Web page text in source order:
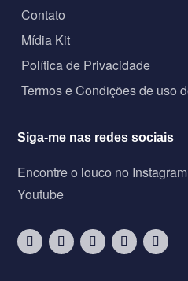
Contato
Mídia Kit
Política de Privacidade
Termos e Condições de uso
Siga-me nas redes sociais
Encontre o louco no
Youtube